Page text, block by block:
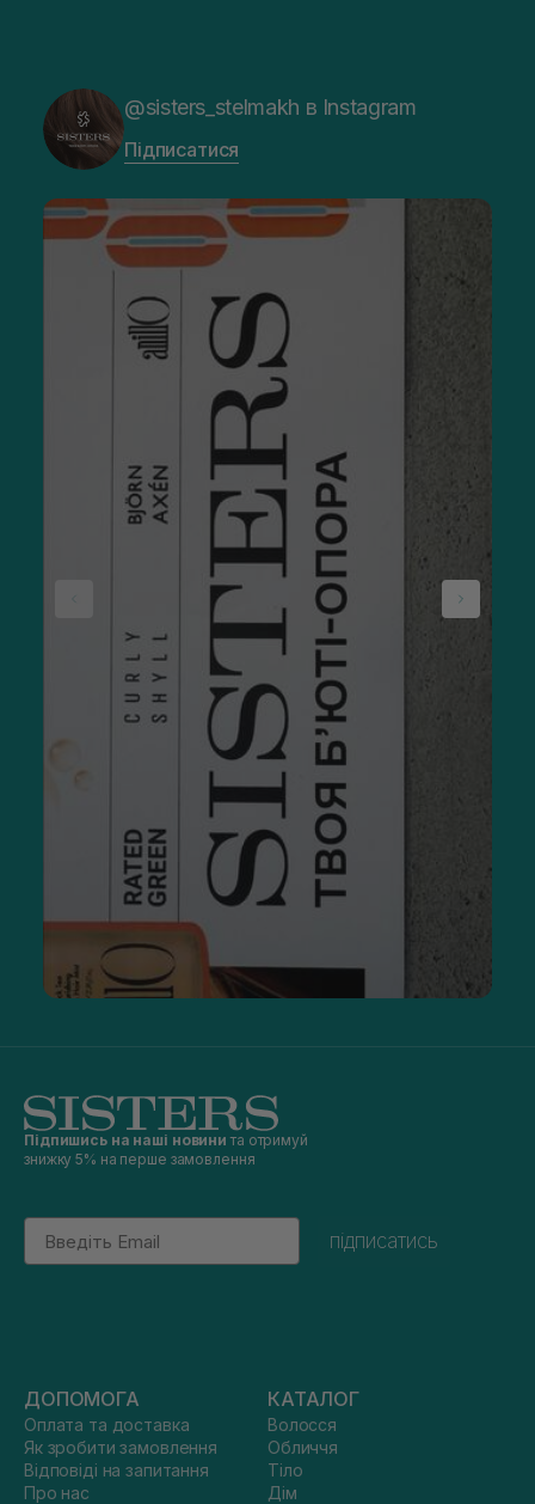
@sisters_stelmakh в Instagram
Підписатися
Підпишись на наші новини та отримуй
знижку 5% на перше замовлення
Email
підписатись
ДОПОМОГА
Оплата та доставка
Як зробити замовлення
Відповіді на запитання
Про нас
КАТАЛОГ
Волосся
Обличчя
Тіло
Дім